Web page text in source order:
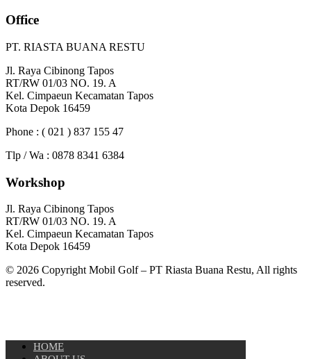
Office
PT. RIASTA BUANA RESTU
Jl. Raya Cibinong Tapos
RT/RW 01/03 NO. 19. A
Kel. Cimpaeun Kecamatan Tapos
Kota Depok 16459
Phone : ( 021 ) 837 155 47
Tlp / Wa : 0878 8341 6384
Workshop
Jl. Raya Cibinong Tapos
RT/RW 01/03 NO. 19. A
Kel. Cimpaeun Kecamatan Tapos
Kota Depok 16459
© 2026 Copyright Mobil Golf – PT Riasta Buana Restu, All rights
reserved.
HOME